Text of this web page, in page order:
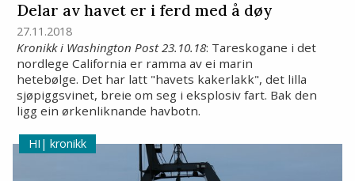
Delar av havet er i ferd med å døy
27.11.2018
Kronikk i Washington Post 23.10.18: Tareskogane i det
nordlege California er ramma av ei marin
hetebølge. Det har latt "havets kakerlakk", det lilla
sjøpiggsvinet, breie om seg i eksplosiv fart. Bak den
ligg ein ørkenliknande havbotn.
kronikk